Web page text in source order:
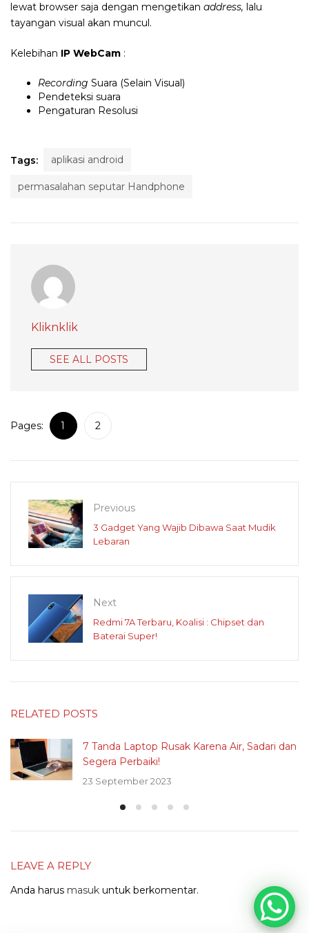
lewat browser saja dengan mengetikan address, lalu
tayangan visual akan muncul.
Kelebihan IP WebCam :
Recording Suara (Selain Visual)
Pendeteksi suara
Pengaturan Resolusi
Tags: aplikasi android
permasalahan seputar Handphone
Kliknklik
SEE ALL POSTS
Pages: 1 2
Previous
3 Gadget Yang Wajib Dibawa Saat Mudik
Lebaran
Next
Redmi 7A Terbaru, Koalisi : Chipset dan
Baterai Super!
RELATED POSTS
7 Tanda Laptop Rusak Karena Air, Sadari dan
Segera Perbaiki!
23 September 2023
LEAVE A REPLY
Anda harus masuk untuk berkomentar.